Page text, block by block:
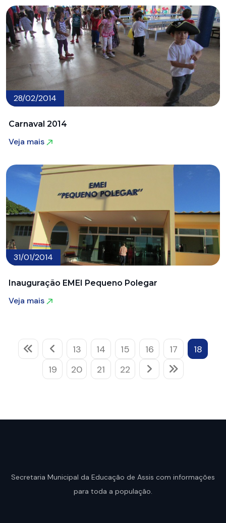
28/02/2014
Carnaval 2014
Veja mais
31/01/2014
Inauguração EMEI Pequeno Polegar
Veja mais
13 14 15 16 17
18
19
20 21 22
Secretaria Municipal da Educação de Assis com informações
para toda a população.